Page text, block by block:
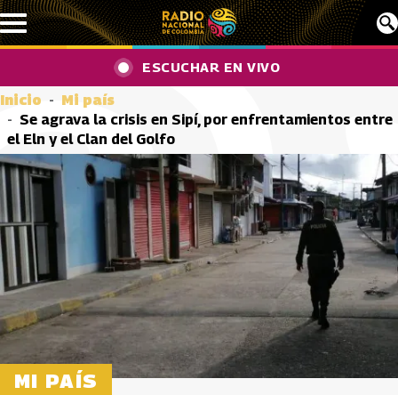
Pasar al contenido principal
ESCUCHAR EN VIVO
Inicio
Mi país
Se agrava la crisis en Sipí, por enfrentamientos entre
el Eln y el Clan del Golfo
MI PAÍS